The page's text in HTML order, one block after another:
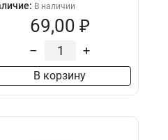
В наличии
69,00 ₽
– +
В корзину